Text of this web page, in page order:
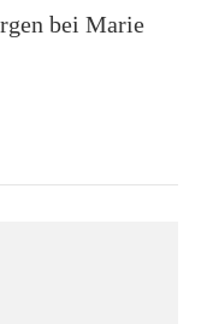
bei Marie